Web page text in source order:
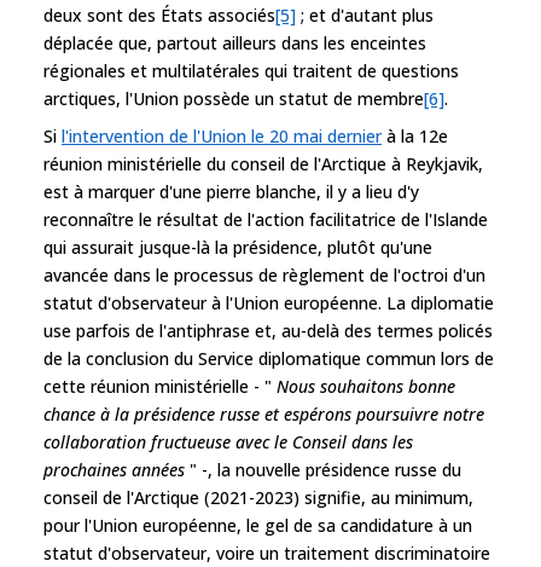
deux sont des États associés[5] ; et d'autant plus
déplacée que, partout ailleurs dans les enceintes
régionales et multilatérales qui traitent de questions
arctiques, l'Union possède un statut de membre[6].
Si l'intervention de l'Union le 20 mai dernierà la 12e
réunion ministérielle du conseil de l'Arctique à Reykjavik,
est à marquer d'une pierre blanche, il y a lieu d'y
reconnaître le résultat de l'action facilitatrice de l'Islande
qui assurait jusque-là la présidence, plutôt qu'une
avancée dans le processus de règlement de l'octroi d'un
statut d'observateur à l'Union européenne. La diplomatie
use parfois de l'antiphrase et, au-delà des termes policés
de la conclusion du Service diplomatique commun lors de
cette réunion ministérielle - " Nous souhaitons bonne
chance à la présidence russe et espérons poursuivre notre
collaboration fructueuse avec le Conseil dans les
prochaines années " -, la nouvelle présidence russe du
conseil de l'Arctique (2021-2023) signifie, au minimum,
pour l'Union européenne, le gel de sa candidature à un
statut d'observateur, voire un traitement discriminatoire